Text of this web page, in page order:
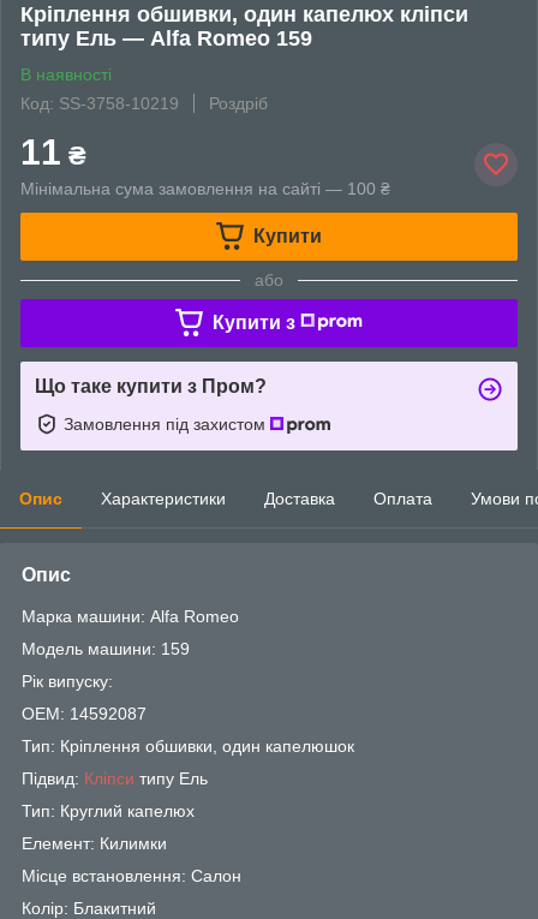
Кріплення обшивки, один капелюх кліпси
типу Ель — Alfa Romeo 159
В наявності
Код: SS-3758-10219
Роздріб
11 ₴
Мінімальна сума замовлення на сайті — 100 ₴
Купити
або
Купити з
Що таке купити з Пром?
Замовлення під захистом
Опис Характеристики Доставка Оплата Умови
Опис
Марка машини: Alfa Romeo
Модель машини: 159
Рік випуску:
OEM: 14592087
Тип: Кріплення обшивки, один капелюшок
Підвид: Кліпси типу Ель
Тип: Круглий капелюх
Елемент: Килимки
Місце встановлення: Салон
Колір: Блакитний